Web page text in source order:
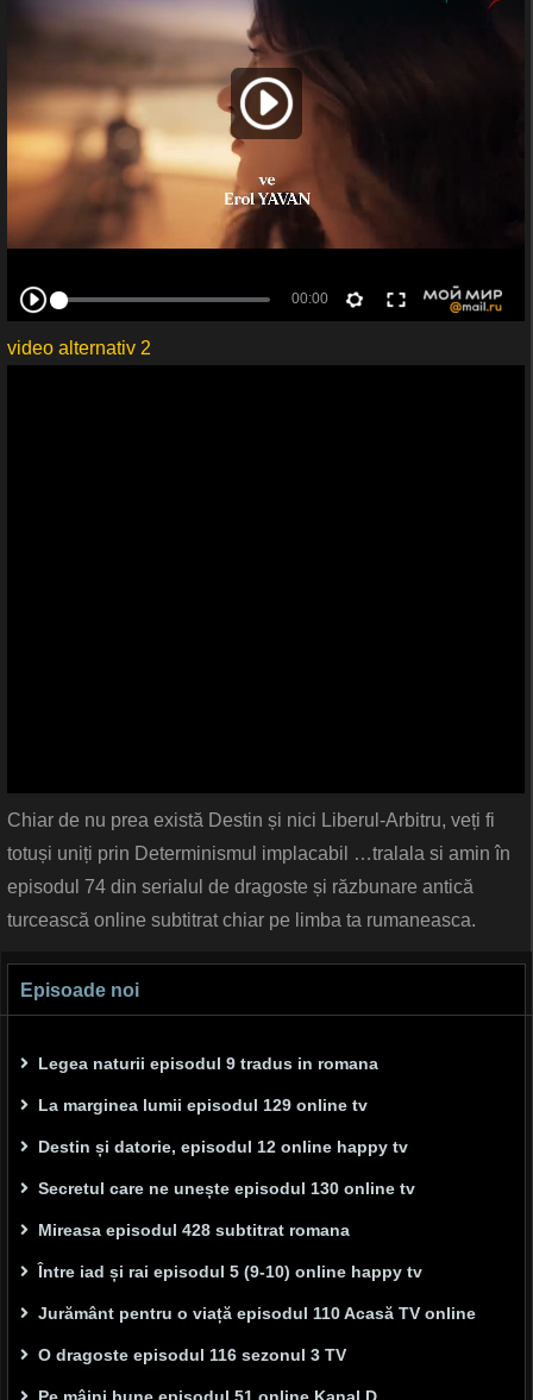
video alternativ 2
Chiar de nu prea există Destin și nici Liberul-Arbitru, veți fi
totuși uniți prin Determinismul implacabil …tralala si amin în
episodul 74 din serialul de dragoste și răzbunare antică
turcească online subtitrat chiar pe limba ta rumaneasca.
Episoade noi
Legea naturii episodul 9 tradus in romana
La marginea lumii episodul 129 online tv
Destin și datorie, episodul 12 online happy tv
Secretul care ne unește episodul 130 online tv
Mireasa episodul 428 subtitrat romana
Între iad și rai episodul 5 (9-10) online happy tv
Jurământ pentru o viață episodul 110 Acasă TV online
O dragoste episodul 116 sezonul 3 TV